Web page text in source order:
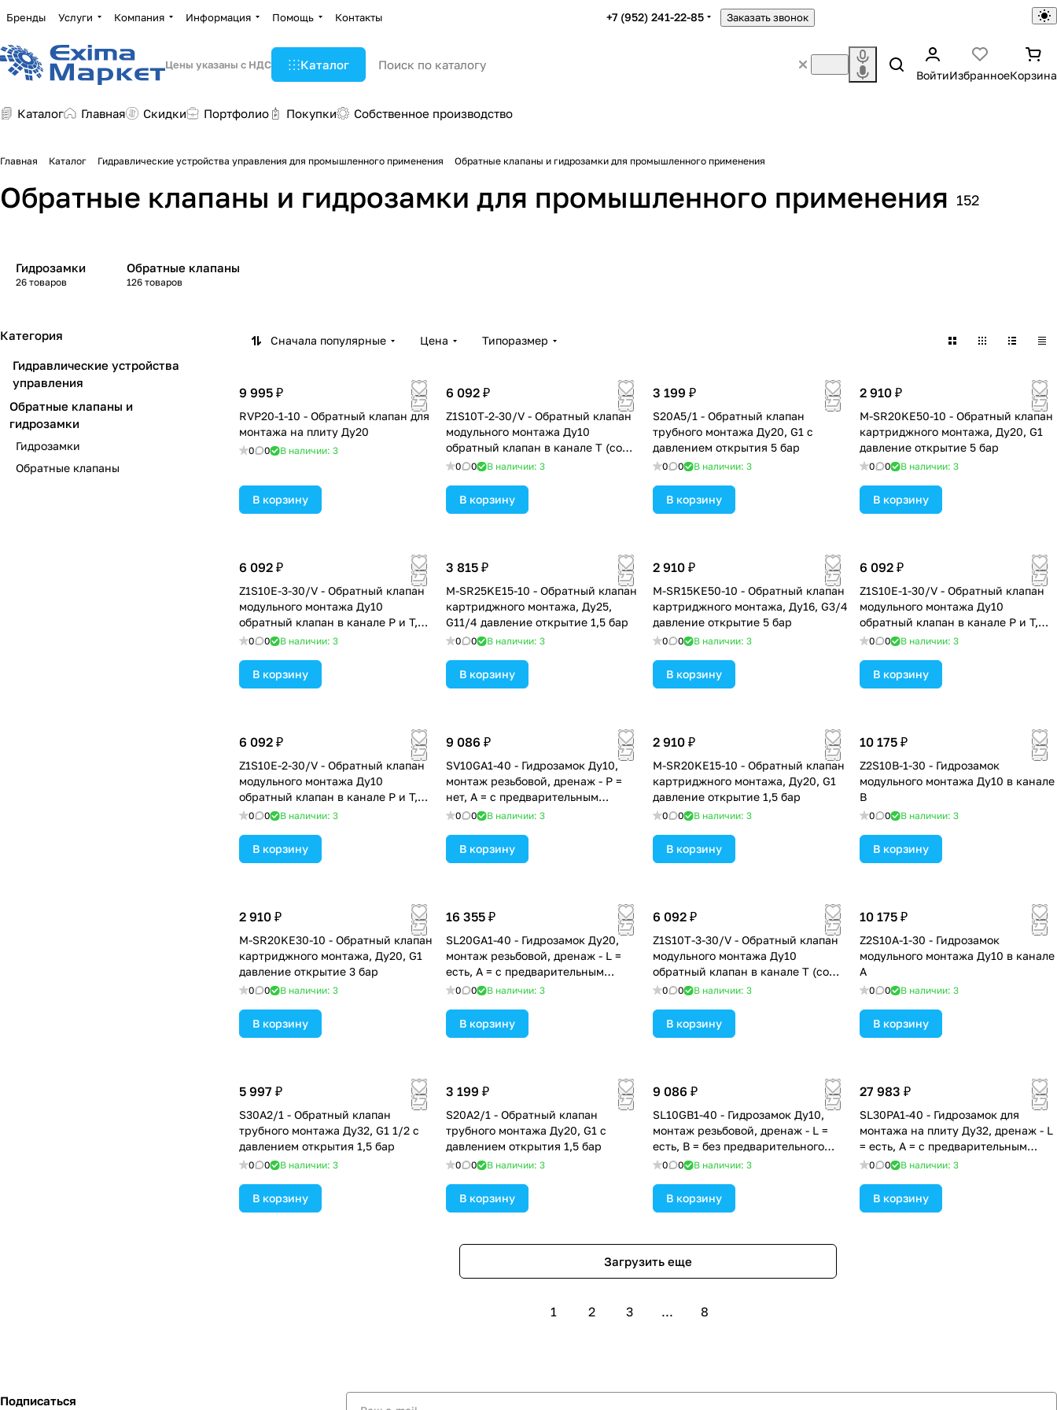
Бренды Услуги Компания Информация Помощь Контакты +7 (952) 241-22-85 Заказать звонок
Цены указаны с НДС Каталог
ВойтиИзбранноеКорзина
Каталог Главная Скидки Портфолио Покупки Собственное производство
Главная Каталог Гидравлические устройства управления для промышленного применения Обратные клапаны и гидрозамки для промышленного применения
Обратные клапаны и гидрозамки для промышленного применения 152
Гидрозамки
26 товаров
Обратные клапаны
126 товаров
Сначала популярные Цена Типоразмер
9 995 ₽
RVP20-1-10 - Обратный клапан для
монтажа на плиту Ду20
0 0 В наличии: 3
В корзину
6 092 ₽
Z1S10T-2-30/V - Обратный клапан
модульного монтажа Ду10
обратный клапан в канале T (со
стороны плиты), давление
0 0 В наличии: 3
В корзину
3 199 ₽
S20A5/1 - Обратный клапан
трубного монтажа Ду20, G1 с
давлением открытия 5 бар
0 0 В наличии: 3
В корзину
2 910 ₽
M-SR20KE50-10 - Обратный клапан
картриджного монтажа, Ду20, G1
давление открытие 5 бар
0 0 В наличии: 3
В корзину
6 092 ₽
Z1S10E-3-30/V - Обратный клапан
модульного монтажа Ду10
обратный клапан в канале P и T,
давление открытия 5 бар
0 0 В наличии: 3
В корзину
3 815 ₽
M-SR25KE15-10 - Обратный клапан
картриджного монтажа, Ду25,
G11/4 давление открытие 1,5 бар
0 0 В наличии: 3
В корзину
2 910 ₽
M-SR15KE50-10 - Обратный клапан
картриджного монтажа, Ду16, G3/4
давление открытие 5 бар
0 0 В наличии: 3
В корзину
6 092 ₽
Z1S10E-1-30/V - Обратный клапан
модульного монтажа Ду10
обратный клапан в канале P и T,
давление открытия 0,5 бар
0 0 В наличии: 3
В корзину
6 092 ₽
Z1S10E-2-30/V - Обратный клапан
модульного монтажа Ду10
обратный клапан в канале P и T,
давление открытия 3 бар
0 0 В наличии: 3
В корзину
9 086 ₽
SV10GA1-40 - Гидрозамок Ду10,
монтаж резьбовой, дренаж - P =
нет, А = с предварительным
открытием (стандартный вариант),
0 0 В наличии: 3
В корзину
2 910 ₽
M-SR20KE15-10 - Обратный клапан
картриджного монтажа, Ду20, G1
давление открытие 1,5 бар
0 0 В наличии: 3
В корзину
10 175 ₽
Z2S10B-1-30 - Гидрозамок
модульного монтажа Ду10 в канале
B
0 0 В наличии: 3
В корзину
2 910 ₽
M-SR20KE30-10 - Обратный клапан
картриджного монтажа, Ду20, G1
давление открытие 3 бар
0 0 В наличии: 3
В корзину
16 355 ₽
SL20GA1-40 - Гидрозамок Ду20,
монтаж резьбовой, дренаж - L =
есть, А = с предварительным
открытием (стандартный вариант),
0 0 В наличии: 3
В корзину
6 092 ₽
Z1S10T-3-30/V - Обратный клапан
модульного монтажа Ду10
обратный клапан в канале T (со
стороны плиты), давление
0 0 В наличии: 3
В корзину
10 175 ₽
Z2S10A-1-30 - Гидрозамок
модульного монтажа Ду10 в канале
A
0 0 В наличии: 3
В корзину
5 997 ₽
S30A2/1 - Обратный клапан
трубного монтажа Ду32, G1 1/2 с
давлением открытия 1,5 бар
0 0 В наличии: 3
В корзину
3 199 ₽
S20A2/1 - Обратный клапан
трубного монтажа Ду20, G1 с
давлением открытия 1,5 бар
0 0 В наличии: 3
В корзину
9 086 ₽
SL10GB1-40 - Гидрозамок Ду10,
монтаж резьбовой, дренаж - L =
есть, В = без предварительного
открытия, давление открытия 1,5
0 0 В наличии: 3
В корзину
27 983 ₽
SL30PA1-40 - Гидрозамок для
монтажа на плиту Ду32, дренаж - L
= есть, А = с предварительным
открытием (стандартный вариант),
0 0 В наличии: 3
В корзину
Загрузить еще
1 2 3 ... 8
Категория
Гидравлические устройства
управления
Обратные клапаны и
гидрозамки
Гидрозамки
Обратные клапаны
Подписаться